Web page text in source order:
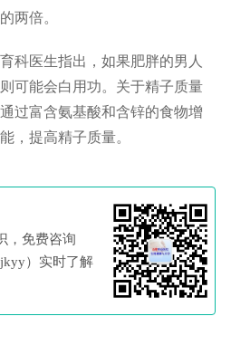
两倍。
科医生指出，如果肥胖的男人
可能会白用功。关于精子质量
过富含氨基酸和含锌的食物增
，提高精子质量。
，免费咨询
）实时了解